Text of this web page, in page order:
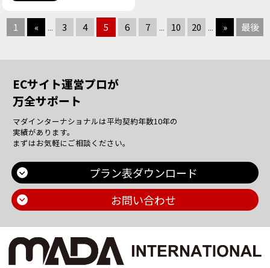
« ... 3 4 5 6 7 ... 10 20 ... »
ECサイト運営プロが
万全サポート
マダインターナショナルは平均契約年数10年の
実績があります。
まずはお気軽にご相談ください。
プラン表ダウンロード
お問い合わせ